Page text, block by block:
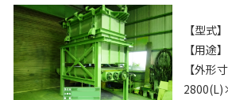
【型式
【用途
【外形